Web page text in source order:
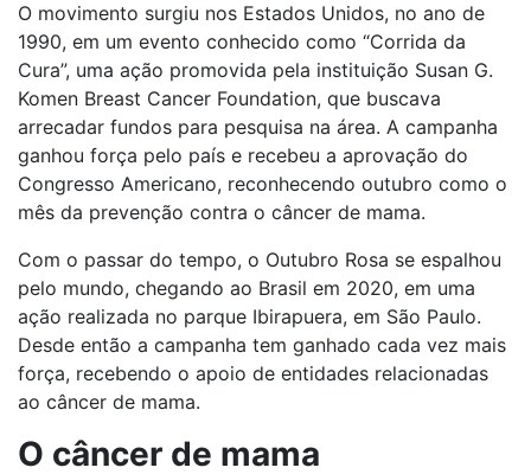
O movimento surgiu nos Estados Unidos, no ano de
1990, em um evento conhecido como “Corrida da
Cura”, uma ação promovida pela instituição Susan G.
Komen Breast Cancer Foundation, que buscava
arrecadar fundos para pesquisa na área. A campanha
ganhou força pelo país e recebeu a aprovação do
Congresso Americano, reconhecendo outubro como o
mês da prevenção contra o câncer de mama.
Com o passar do tempo, o Outubro Rosa se espalhou
pelo mundo, chegando ao Brasil em 2020, em uma
ação realizada no parque Ibirapuera, em São Paulo.
Desde então a campanha tem ganhado cada vez mais
força, recebendo o apoio de entidades relacionadas
ao câncer de mama.
O câncer de mama